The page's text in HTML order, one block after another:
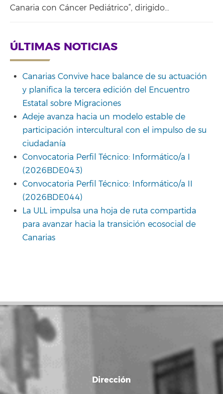
Canaria con Cáncer Pediátrico”, dirigido…
ÚLTIMAS NOTICIAS
Canarias Convive hace balance de su actuación
y planifica la tercera edición del Encuentro
Estatal sobre Migraciones
Adeje avanza hacia un modelo estable de
participación intercultural con el impulso de su
ciudadanía
Convocatoria Perfil Técnico: Informático/a I
(2026BDE043)
Convocatoria Perfil Técnico: Informático/a II
(2026BDE044)
La ULL impulsa una hoja de ruta compartida
para avanzar hacia la transición ecosocial de
Canarias
Dirección